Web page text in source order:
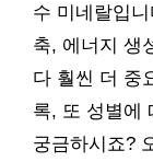
수 미네랄입
축, 에너지 생
다 훨씬 더 중
록, 또 성별에
궁금하시죠?